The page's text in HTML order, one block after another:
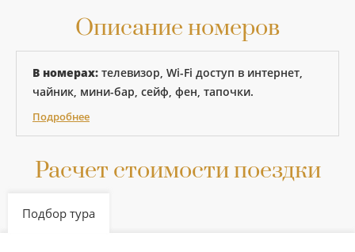
Описание номеров
В номерах: телевизор, Wi-Fi доступ в интернет,
чайник, мини-бар, сейф, фен, тапочки.
Подробнее
Расчет стоимости поездки
Подбор тура